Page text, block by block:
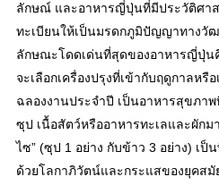
ลักษณ์ และอาหารญี่ปุ่นที่มีประวัติศา
ทะเบียนให้เป็นมรดกภูมิปัญญาทางวั
ลักษณะโดดเด่นที่สุดของอาหารญี่ปุ่น
จะเลือกเครื่องปรุงที่เข้ากับฤดูกาลหรื
ฉลองงานประจำปี เป็นอาหารสุขภา
ซุป เนื้อสัตว์หรืออาหารทะเลและผัก
ไซ” (ซุป 1 อย่าง กับข้าว 3 อย่าง) เป็
ด้วยโลกาภิวัตน์และกระแสของยุคส